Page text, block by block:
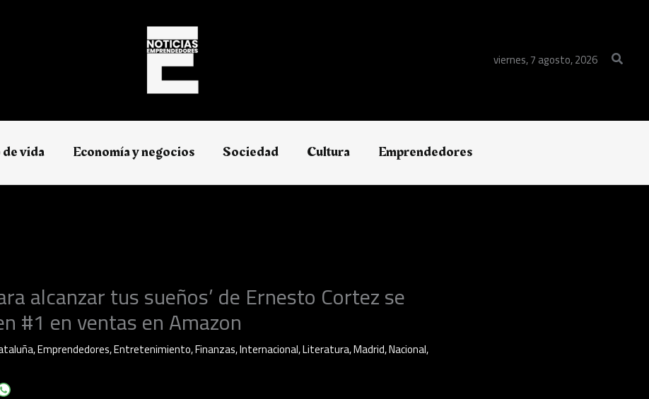
viernes, 7 agosto, 2026
Buscar
vida Economía y negocios​ Sociedad Cultura Emprendedores
alcanzar tus sueños’ de Ernesto Cortez se
#1 en ventas en Amazon
,Emprendedores,Entretenimiento,Finanzas,Internacional,Literatura,Madrid,Nacional,